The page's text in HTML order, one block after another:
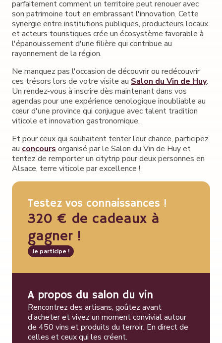
parfaitement comment un territoire peut renouer avec
son patrimoine tout en embrassant l'innovation. Cette
synergie entre institutions publiques, producteurs locaux
et acteurs touristiques crée un écosystème favorable à
l'épanouissement d'une filière qui contribue au
rayonnement de la région.
Ne manquez pas l'occasion de découvrir ou redécouvrir
ces trésors lors de votre visite au Salon du Vin de Huy.
Un rendez-vous à inscrire dès maintenant dans vos
agendas pour une expérience œnologique inoubliable au
cœur d'une province qui conjugue avec talent tradition
viticole et innovation gastronomique.
Et pour ceux qui souhaitent tenter leur chance, participez
au concours organisé par le Salon du Vin de Huy et
tentez de remporter un citytrip pour deux personnes en
Alsace, terre viticole par excellence !
Testez vos connaissances !
320 € de cadeaux à
gagner !
Je participe !
A propos du salon du vin
Rencontrez des artisans, goûtez avant
d’acheter et vivez un moment convivial autour
de 450 vins et produits du terroir. En direct de
celles et ceux qui les créent.